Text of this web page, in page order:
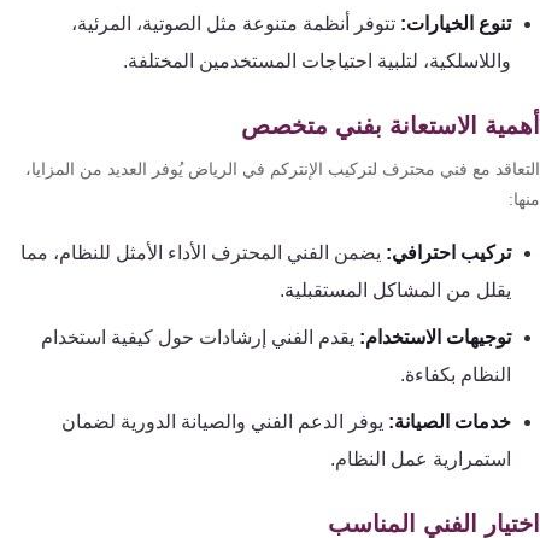
تنوع الخيارات:تتوفر أنظمة متنوعة مثل الصوتية، المرئية،
واللاسلكية، لتلبية احتياجات المستخدمين المختلفة.
الاستعانة بفني متخصص
مع فني محترف لتركيب الإنتركم في الرياض يُوفر العديد من المزايا،
تركيب احترافي: يضمن الفني المحترف الأداء الأمثل للنظام، مما
يقلل من المشاكل المستقبلية.
توجيهات الاستخدام:يقدم الفني إرشادات حول كيفية استخدام
النظام بكفاءة.
خدمات الصيانة:يوفر الدعم الفني والصيانة الدورية لضمان
استمرارية عمل النظام.
الفني المناسب